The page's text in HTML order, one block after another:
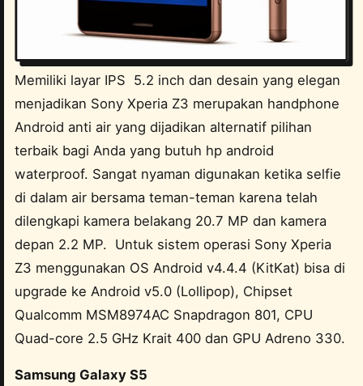
Memiliki layar IPS 5.2 inch dan desain yang elegan
menjadikan Sony Xperia Z3 merupakan handphone
Android anti air yang dijadikan alternatif pilihan
terbaik bagi Anda yang butuh hp android
waterproof. Sangat nyaman digunakan ketika selfie
di dalam air bersama teman-teman karena telah
dilengkapi kamera belakang 20.7 MP dan kamera
depan 2.2 MP. Untuk sistem operasi Sony Xperia
Z3 menggunakan OS Android v4.4.4 (KitKat) bisa di
upgrade ke Android v5.0 (Lollipop), Chipset
Qualcomm MSM8974AC Snapdragon 801, CPU
Quad-core 2.5 GHz Krait 400 dan GPU Adreno 330.
Samsung Galaxy S5